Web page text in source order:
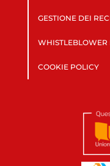
GESTIONE DEI
WHISTLEBLOWER
COOKIE POLICY